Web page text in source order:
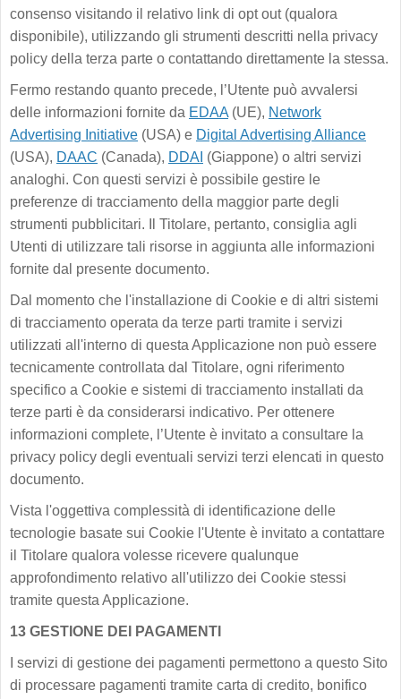
consenso visitando il relativo link di opt out (qualora
disponibile), utilizzando gli strumenti descritti nella privacy
policy della terza parte o contattando direttamente la stessa.
Fermo restando quanto precede, l’Utente può avvalersi
delle informazioni fornite da EDAA (UE), Network
Advertising Initiative (USA) e Digital Advertising Alliance
(USA), DAAC (Canada), DDAI (Giappone) o altri servizi
analoghi. Con questi servizi è possibile gestire le
preferenze di tracciamento della maggior parte degli
strumenti pubblicitari. Il Titolare, pertanto, consiglia agli
Utenti di utilizzare tali risorse in aggiunta alle informazioni
fornite dal presente documento.
Dal momento che l'installazione di Cookie e di altri sistemi
di tracciamento operata da terze parti tramite i servizi
utilizzati all'interno di questa Applicazione non può essere
tecnicamente controllata dal Titolare, ogni riferimento
specifico a Cookie e sistemi di tracciamento installati da
terze parti è da considerarsi indicativo. Per ottenere
informazioni complete, l’Utente è invitato a consultare la
privacy policy degli eventuali servizi terzi elencati in questo
documento.
Vista l'oggettiva complessità di identificazione delle
tecnologie basate sui Cookie l'Utente è invitato a contattare
il Titolare qualora volesse ricevere qualunque
approfondimento relativo all'utilizzo dei Cookie stessi
tramite questa Applicazione.
13 GESTIONE DEI PAGAMENTI
I servizi di gestione dei pagamenti permettono a questo Sito
di processare pagamenti tramite carta di credito, bonifico